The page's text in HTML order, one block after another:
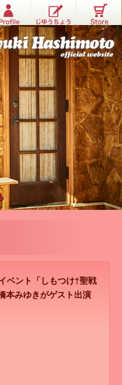
ベント「しもつけ†聖戦
みゆきがゲスト出演